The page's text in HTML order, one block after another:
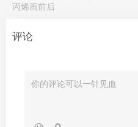
丙烯画前后
评论